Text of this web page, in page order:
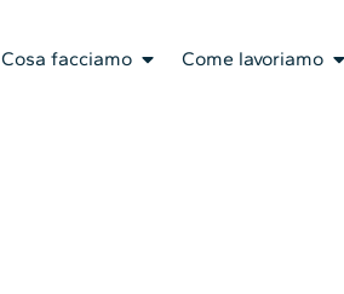
Cosa facciamo Come lavoriamo